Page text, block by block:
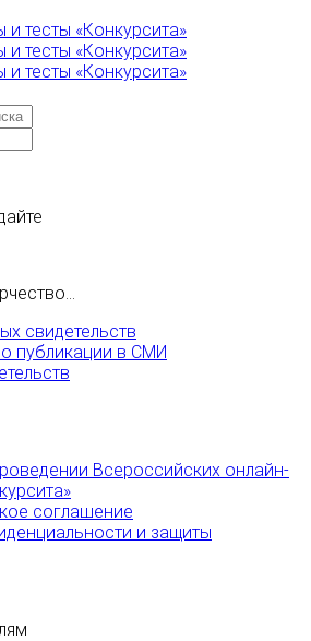
свидетельств
публикации в СМИ
Всероссийских онлайн-
соглашение
и защиты